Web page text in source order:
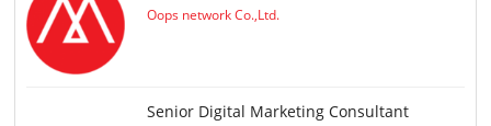
Oops network Co.,Ltd.
Senior Digital Marketing Consultant